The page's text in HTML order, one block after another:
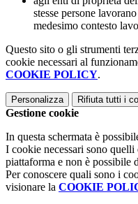
stesse persone
medesimo contesto
Questo sito o gli strumenti
cookie necessari al
COOKIE POLICY.
Personalizza Rifiuta tutti i
Gestione cookie
In questa schermata è
I cookie necessari sono
piattaforma e non è possibile
Per conoscere quali sono i
visionare la COOKIE